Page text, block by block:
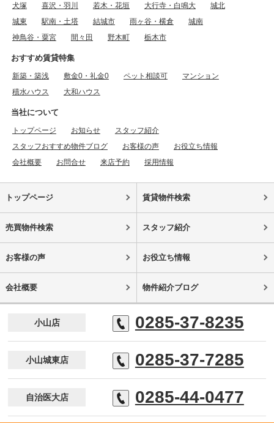
犬塚
喜沢・羽川 若木・花垣 大行寺・白鳴大
城北
城東
駅南・土塔 結城市 雨ヶ谷・横倉
城南
神鳥谷・粟宮
間々田 野木町 栃木市
おすすめ賃貸特集
新築・築浅 敷金0・礼金0 ペット相談可
マンション
積水ハウス
大和ハウス
当社について
トップページ お知らせ
スタッフ紹介
スタッフおすすめ物件ブログ
お客様の声
お役立ち情報
会社概要
お問合せ 来店予約 採用情報
トップページ 賃貸物件検索
売買物件検索 スタッフ紹介
お客様の声 お役立ち情報
会社概要 物件紹介ブログ
小山店 0285-37-8235
小山城東店 0285-37-7285
自治医大店 0285-44-0477